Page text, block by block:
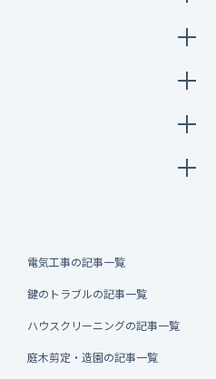
電気工事の記事一覧
鍵のトラブルの記事一覧
ハウスクリーニングの記事一覧
庭木剪定・造園の記事一覧